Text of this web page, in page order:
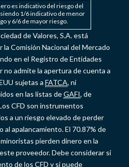
es indicativo del riesgo del
1/6 indicativo de menor
y 6/6 de mayor riesgo.
de Valores, S.A. está
la Comisión Nacional del Mercado
en el Registro de Entidades
no admite la apertura de cuenta a
sujetas a FATCA, ni
en las listas deGAFI, de
CFD son instrumentos
a un riesgo elevado de perder
apalancamiento. El 70.87% de
pierden dinero en la
proveedor. Debe considerar si
de los CFD y si puede